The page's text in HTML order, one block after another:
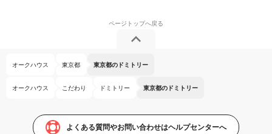
オークハウス 東京都 東京都のドミトリー
オークハウス こだわり ドミトリー 東京都のドミトリー
よくある質問やお問い合わせはヘルプセンターへ